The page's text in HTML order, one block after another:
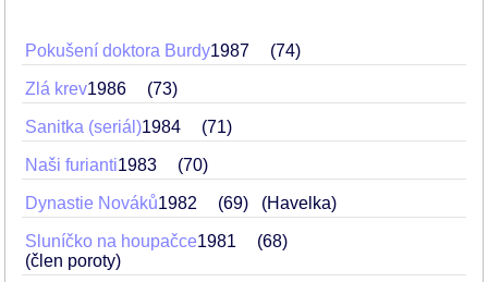
Pokušení doktora Burdy1987 74
Zlá krev1986 73
Sanitka (seriál)1984 71
Naši furianti1983 70
Dynastie Nováků1982 69 (Havelka)
Sluníčko na houpačce1981
68
(člen poroty)